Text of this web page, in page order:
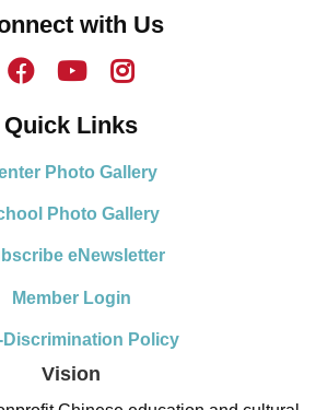
with Us
Quick Links
Photo Gallery
Photo Gallery
eNewsletter
Member Login
Discrimination Policy
Vision